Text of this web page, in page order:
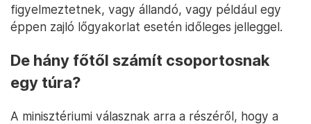
figyelmeztetnek, vagy állandó, vagy például egy
éppen zajló lőgyakorlat esetén időleges jelleggel.
De hány főtől számít csoportosnak
egy túra?
A minisztériumi válasznak arra a részéről, hogy a